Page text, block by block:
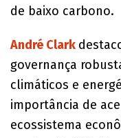
de baixo carbono.
André Clark
governança
climáticos e
importância de
ecossistema